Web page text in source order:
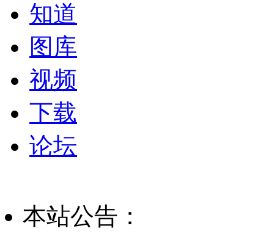
知道
图库
视频
下载
论坛
本站公告：